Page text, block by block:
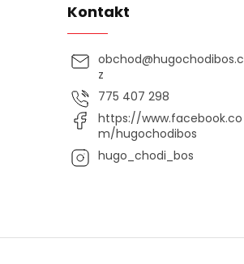
Kontakt
obchod@hugochodibos.c
z
775 407 298
https://www.facebook.co
m/hugochodibos
hugo_chodi_bos